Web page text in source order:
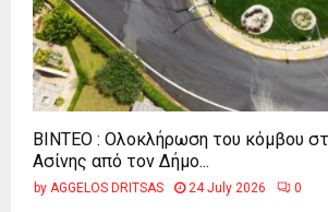
ΒΙΝΤΕΟ : Ολοκλήρωση του κόμβου
Ασίνης από τον Δήμο...
by AGGELOS DRITSAS 24 July 2026 0